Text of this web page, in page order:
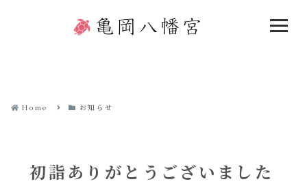
Home お知らせ
初詣ありがとうございました